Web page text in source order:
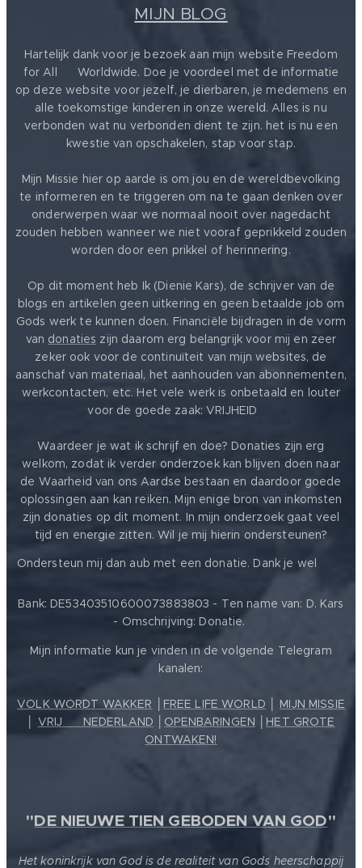
MIJN BLOG
Hartelijk dank voor je bezoek aan mijn website Freedom
for All ❤️ Worldwide. Doe je voordeel met de informatie
op deze website voor jezelf, je dierbaren, je medemens en
alle toekomstige kinderen in onze wereld. Alles is nu
verbonden wat nu verbonden dient te zijn. het is nu een
kwestie van opschakelen, stap voor stap.
Mijn Missie hier op aarde is om jou en de wereldbevolking
te informeren en te triggeren om na te gaan denken over
onderwerpen waar we normaal nooit over nagedacht
zouden hebben wanneer we niet vooraf geprikkeld zouden
worden door een prikkel of herinnering.
Op dit moment heb Ik (Dienie Kars), de schrijver van de
blogs en artikelen geen uitkering en geen betaalde job om
Gods werk te kunnen doen. Financiële bijdragen in de vorm
van donaties zijn daarom erg belangrijk voor mij en zeer
zeker ook voor de continuïteit van mijn websites, de
aanschaf van materiaal, het aanhouden van abonnementen,
werkcontacten, etc. Het vele werk is onbetaald en louter
voor de goede zaak: VRIJHEID ❤️
Waardeer je wat ik schrijf en doe? Donaties zijn erg
welkom, zodat ik verder onderzoek kan blijven doen naar
de Waarheid van ons Aardse bestaan en daardoor goede
oplossingen aan kan reiken. Mijn enige bron van inkomsten
zijn donaties op dit moment. In mijn onderzoek gaat veel
tijd en energie zitten. Wil je mij hierin ondersteunen?
Ondersteun mij dan aub met een donatie. Dank je wel
Bank: DE53403510600073883803 - Ten name van: D. Kars
- Omschrijving: Donatie.
Mijn informatie kun je vinden in de volgende Telegram
kanalen:
VOLK WORDT WAKKER FREE LIFE WORLD
MIJN MISSIE
VRIJ ❤️ NEDERLAND OPENBARINGEN
HET GROTE
ONTWAKEN!
"DE NIEUWE TIEN GEBODEN VAN GOD"
Het koninkrijk van God is de realiteit van Gods heerschappij